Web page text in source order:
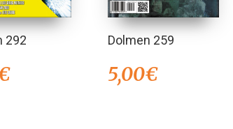
292 Dolmen 259
5,00€